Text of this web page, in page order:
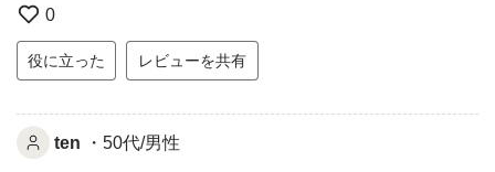
0
役に立った レビューを共有
ten ・50代/男性